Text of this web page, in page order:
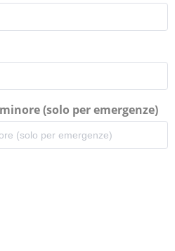
(solo per emergenze)